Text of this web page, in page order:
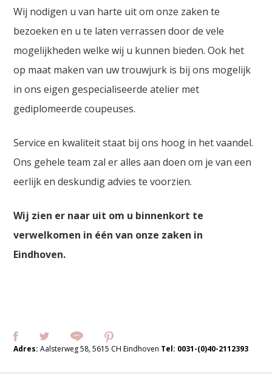
Wij nodigen u van harte uit om onze zaken te
bezoeken en u te laten verrassen door de vele
mogelijkheden welke wij u kunnen bieden. Ook het
op maat maken van uw trouwjurk is bij ons mogelijk
in ons eigen gespecialiseerde atelier met
gediplomeerde coupeuses.
Service en kwaliteit staat bij ons hoog in het vaandel.
Ons gehele team zal er alles aan doen om je van een
eerlijk en deskundig advies te voorzien.
Wij zien er naar uit om u binnenkort te
verwelkomen in één van onze zaken in
Eindhoven.
Adres:Aalsterweg 58, 5615 CH Eindhoven Tel: 0031-(0)40-2112393